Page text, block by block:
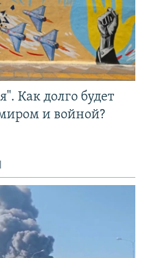
Как долго будет
и войной?